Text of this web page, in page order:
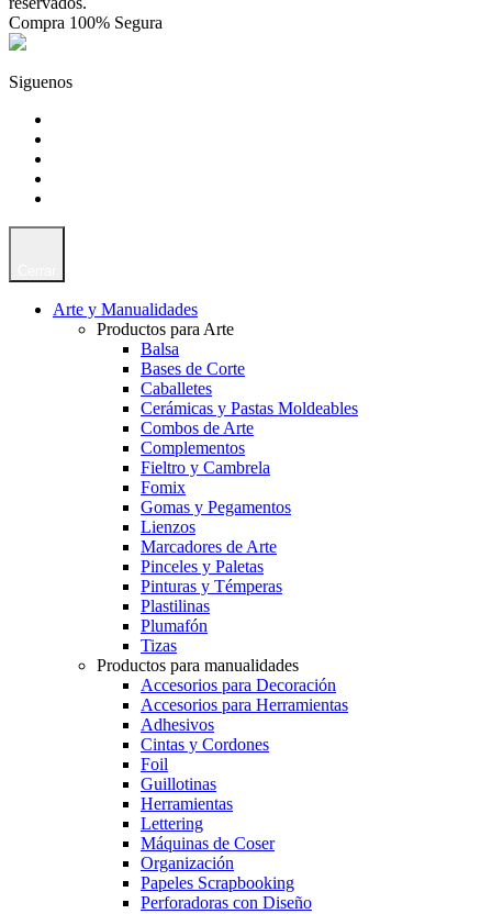
Compra 100% Segura
Siguenos
Arte y Manualidades
Productos para Arte
Balsa
Bases de Corte
Caballetes
Cerámicas y Pastas Moldeables
Combos de Arte
Complementos
Fieltro y Cambrela
Fomix
Gomas y Pegamentos
Lienzos
Marcadores de Arte
Pinceles y Paletas
Pinturas y Témperas
Plastilinas
Plumafón
Tizas
Productos para manualidades
Accesorios para Decoración
Accesorios para Herramientas
Adhesivos
Cintas y Cordones
Foil
Guillotinas
Herramientas
Lettering
Máquinas de Coser
Organización
Papeles Scrapbooking
Perforadoras con Diseño